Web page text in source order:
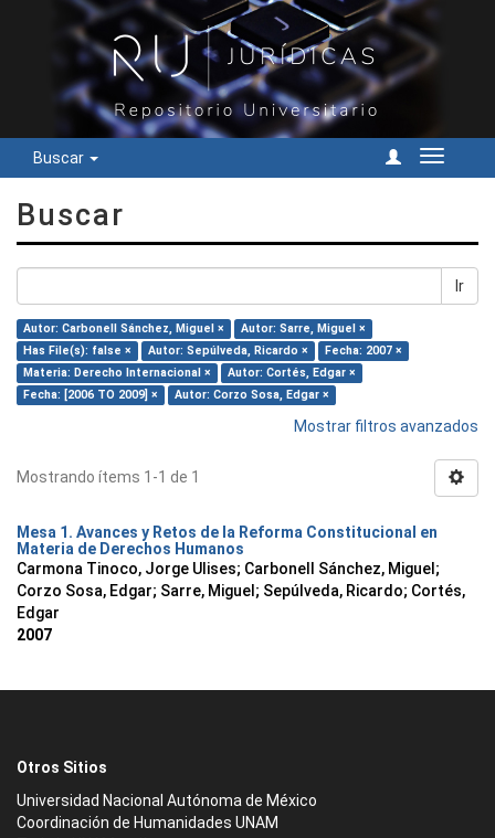
Buscar
Cambiar
Buscar
Ir
Autor: Carbonell Sánchez, Miguel ×
Autor: Sarre, Miguel ×
Has File(s): false ×
Autor: Sepúlveda, Ricardo ×
Fecha: 2007 ×
Materia: Derecho Internacional ×
Autor: Cortés, Edgar ×
Fecha: [2006 TO 2009] ×
Autor: Corzo Sosa, Edgar ×
Mostrar filtros avanzados
Mostrando ítems 1-1 de 1
Mesa 1. Avances y Retos de la Reforma Constitucional en
Materia de Derechos Humanos
Carmona Tinoco, Jorge Ulises; Carbonell Sánchez, Miguel ;
Corzo Sosa, Edgar; Sarre, Miguel ; Sepúlveda, Ricardo; Cortés,
Edgar
2007
Otros Sitios
Universidad Nacional Autónoma de México
Coordinación de Humanidades UNAM